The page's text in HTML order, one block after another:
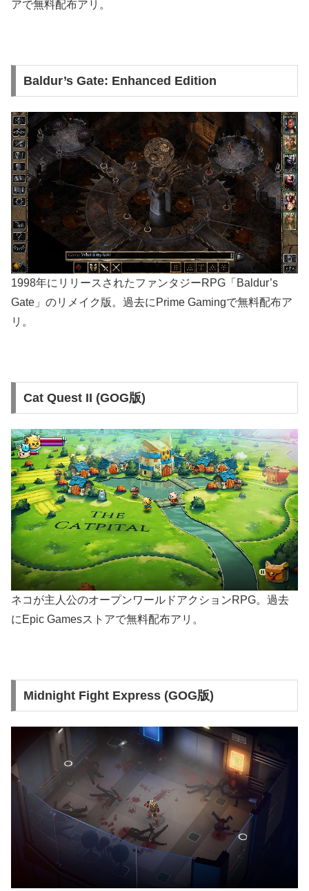
アで無料配布アリ。
Baldur’s Gate: Enhanced Edition
1998年にリリースされたファンタジーRPG「Baldur’s
Gate」のリメイク版。過去にPrime Gamingで無料配布ア
リ。
Cat Quest II (GOG版)
ネコが主人公のオープンワールドアクションRPG。過去
にEpic Gamesストアで無料配布アリ。
Midnight Fight Express (GOG版)